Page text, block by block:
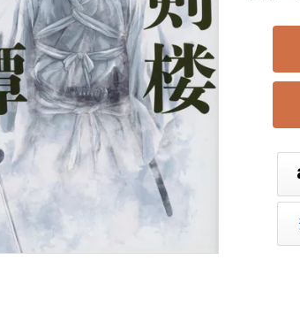
Amazon 楽天ブックス
紀伊國屋書店ウェブストア
e-hon